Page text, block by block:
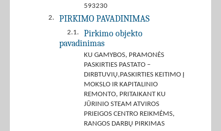
593230
2.
PIRKIMO PAVADINIMAS
2.1.
Pirkimo objekto
pavadinimas
KU GAMYBOS, PRAMONĖS
PASKIRTIES PASTATO –
DIRBTUVIŲ,PASKIRTIES KEITIMO Į
MOKSLO IR KAPITALINIO
REMONTO, PRITAIKANT KU
JŪRINIO STEAM ATVIROS
PRIEIGOS CENTRO REIKMĖMS,
RANGOS DARBŲ PIRKIMAS